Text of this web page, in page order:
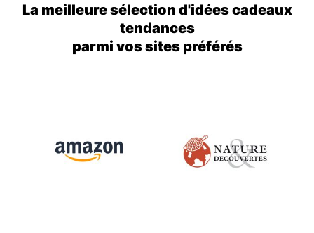
La meilleure sélection d'idées cadeaux
tendances
parmi vos sites préférés